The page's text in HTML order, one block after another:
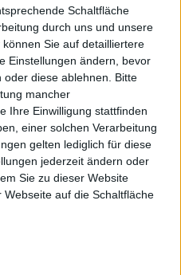
Schaltfläche
durch uns und unsere
Sie auf detailliertere
Einstellungen ändern, bevor
oder diese ablehnen. Bitte
mancher
Ihre Einwilligung stattfinden
einer solchen Verarbeitung
gelten lediglich für diese
jederzeit ändern oder
Sie zu dieser Website
auf die Schaltfläche
visiting
speaking
now and be
submit your score